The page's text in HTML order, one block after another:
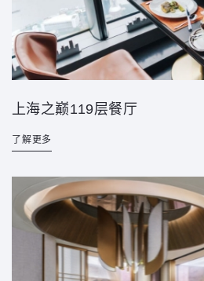
上海之巅119层餐厅
了解更多